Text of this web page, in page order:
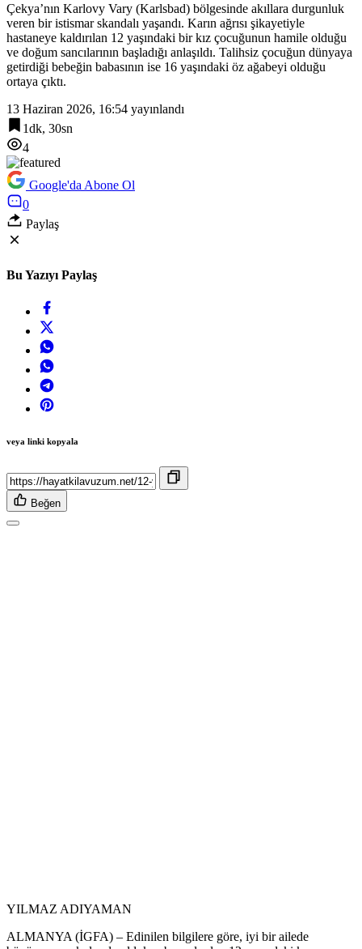
Çekya’nın Karlovy Vary (Karlsbad) bölgesinde akıllara durgunluk
veren bir istismar skandalı yaşandı. Karın ağrısı şikayetiyle
hastaneye kaldırılan 12 yaşındaki bir kız çocuğunun hamile olduğu
ve doğum sancılarının başladığı anlaşıldı. Talihsiz çocuğun dünyaya
getirdiği bebeğin babasının ise 16 yaşındaki öz ağabeyi olduğu
ortaya çıktı.
13 Haziran 2026, 16:54 yayınlandı
1dk, 30sn
4
Google'da Abone Ol
0
Paylaş
Bu Yazıyı Paylaş
veya linki kopyala
Beğen
YILMAZ ADIYAMAN
ALMANYA (İGFA) – Edinilen bilgilere göre, iyi bir ailede